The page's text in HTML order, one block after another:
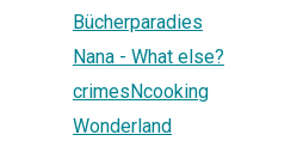
Bücherparadies
Nana - What else?
crimesNcooking
Wonderland